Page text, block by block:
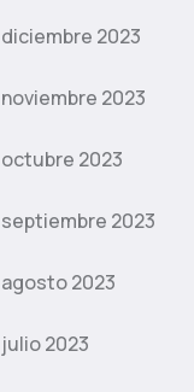
diciembre 2023
noviembre 2023
octubre 2023
septiembre 2023
agosto 2023
julio 2023